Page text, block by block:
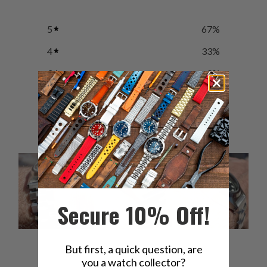
5 67%
4
33%
3
0%
2
0%
1
0%
Ask a questionWrite a review
Secure 10% Off!
But first, a quick question, are
you a watch collector?